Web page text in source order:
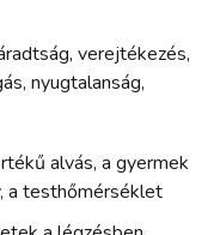
verejtékezés,
nyugtalanság,
alvás, a gyermek
a testhőmérséklet